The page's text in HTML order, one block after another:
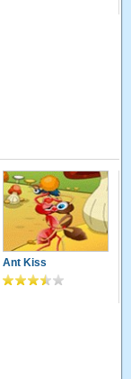
Ant Kiss